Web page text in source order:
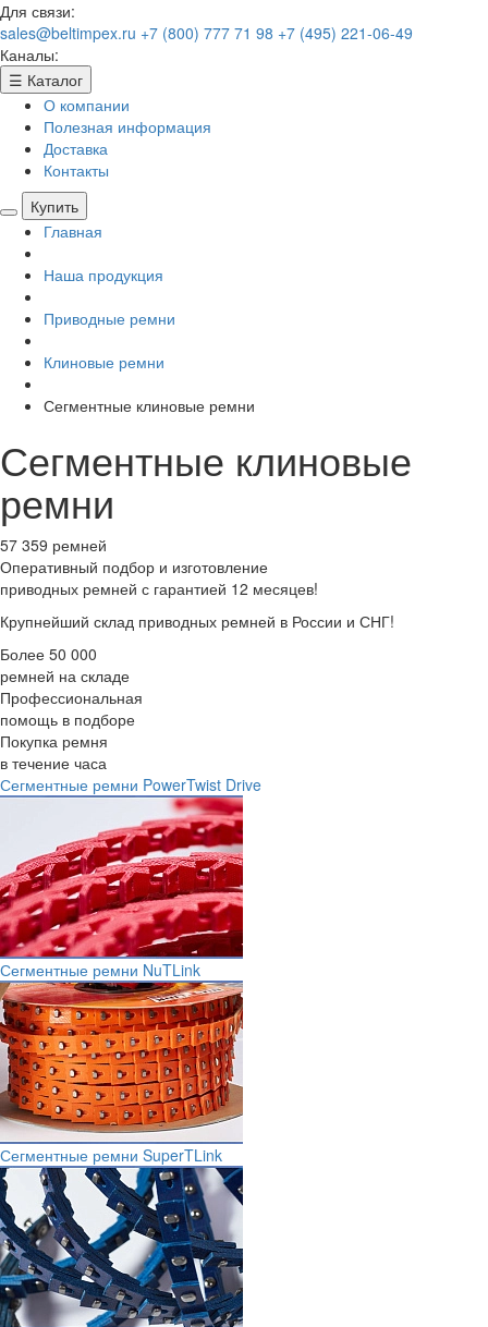
Для связи:
sales@beltimpex.ru +7 (800) 777 71 98 +7 (495) 221-06-49
Каналы:
☰ Каталог
О компании
Полезная информация
Доставка
Контакты
Купить
Главная
Наша продукция
Приводные ремни
Клиновые ремни
Сегментные клиновые ремни
Сегментные клиновые
ремни
57 359 ремней
Оперативный подбор и изготовление
приводных ремней с гарантией 12 месяцев!
Крупнейший склад приводных ремней в России и СНГ!
Более 50 000
ремней на складе
Профессиональная
помощь в подборе
Покупка ремня
в течение часа
Сегментные ремни PowerTwist Drive
Сегментные ремни NuTLink
Сегментные ремни SuperTLink